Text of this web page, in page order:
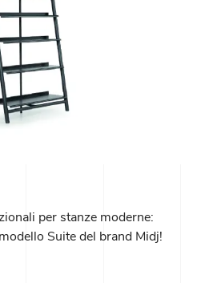
per stanze moderne:
Suite del brand Midj!